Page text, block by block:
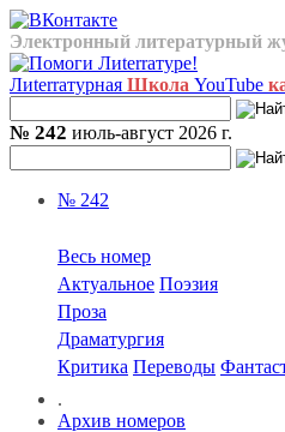
Электронный литературный
Лиterraтурная Школа YouTube
№ 242 июль-август 2026 г.
№ 242
Весь номер
Актуальное Поэзия
Проза
Драматургия
Критика Переводы
.
Архив номеров